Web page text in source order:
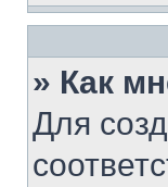
» Как
Для